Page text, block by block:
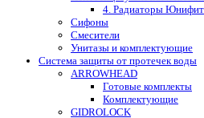
4. Радиаторы Юнифит
Сифоны
Смесители
Унитазы и комплектующие
Система защиты от протечек воды
ARROWHEAD
Готовые комплекты
Комплектующие
GIDROLOCK